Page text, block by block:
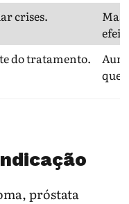
crises.
do tratamento.
próstata